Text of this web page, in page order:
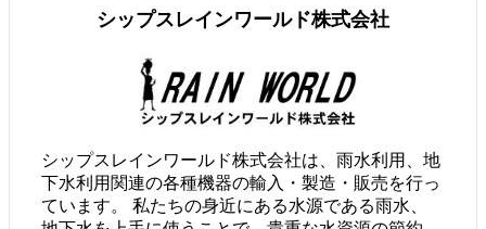
シップスレインワールド株式会社
シップスレインワールド株式会社は、雨水利用、地
下水利用関連の各種機器の輸入・製造・販売を行っ
ています。 私たちの身近にある水源である雨水、